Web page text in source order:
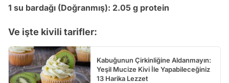
1 su bardağı (Doğranmış): 2.05 g protein
Ve işte kivili tarifler:
Kabuğunun Çirkinliğine Aldanmayın:
Yeşil Mucize Kivi İle Yapabileceğiniz
13 Harika Lezzet